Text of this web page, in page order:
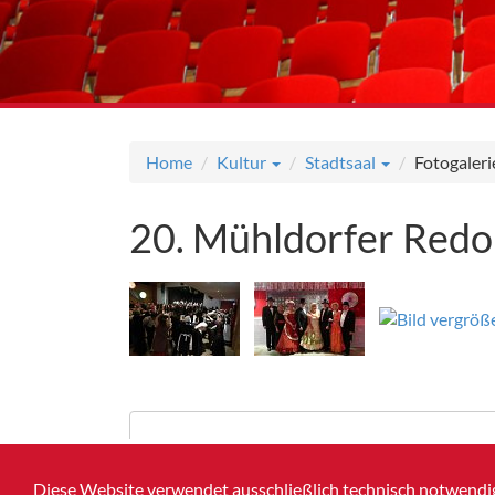
Home Kultur Stadtsaal
20. Mühldorfer
Diese Website verwendet ausschließlich technisch